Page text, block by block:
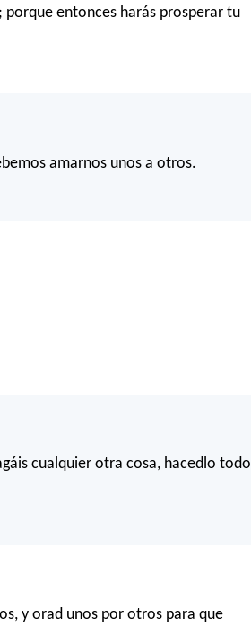
entonces harás prosperar tu
amarnos unos a otros.
cualquier otra cosa, hacedlo todo
y orad unos por otros para que